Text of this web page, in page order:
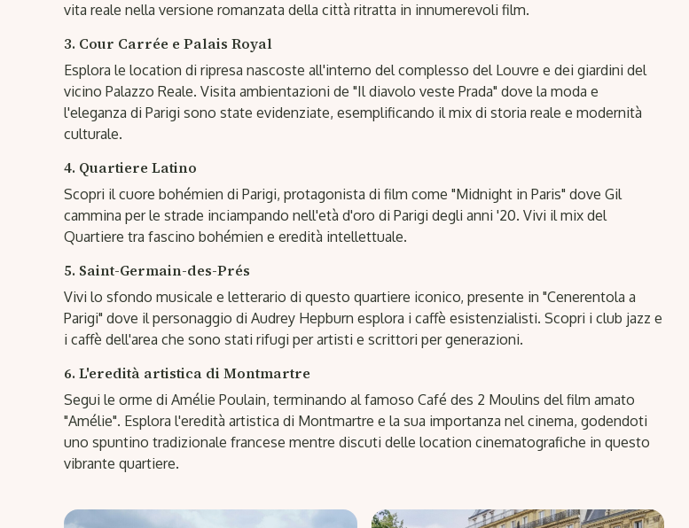
vita reale nella versione romanzata della città ritratta in innumerevoli film.
3. Cour Carrée e Palais Royal
Esplora le location di ripresa nascoste all'interno del complesso del Louvre e dei giardini del
vicino Palazzo Reale. Visita ambientazioni de "Il diavolo veste Prada" dove la moda e
l'eleganza di Parigi sono state evidenziate, esemplificando il mix di storia reale e modernità
culturale.
4. Quartiere Latino
Scopri il cuore bohémien di Parigi, protagonista di film come "Midnight in Paris" dove Gil
cammina per le strade inciampando nell'età d'oro di Parigi degli anni '20. Vivi il mix del
Quartiere tra fascino bohémien e eredità intellettuale.
5. Saint-Germain-des-Prés
Vivi lo sfondo musicale e letterario di questo quartiere iconico, presente in "Cenerentola a
Parigi" dove il personaggio di Audrey Hepburn esplora i caffè esistenzialisti. Scopri i club jazz e
i caffè dell'area che sono stati rifugi per artisti e scrittori per generazioni.
6. L'eredità artistica di Montmartre
Segui le orme di Amélie Poulain, terminando al famoso Café des 2 Moulins del film amato
"Amélie". Esplora l'eredità artistica di Montmartre e la sua importanza nel cinema, godendoti
uno spuntino tradizionale francese mentre discuti delle location cinematografiche in questo
vibrante quartiere.